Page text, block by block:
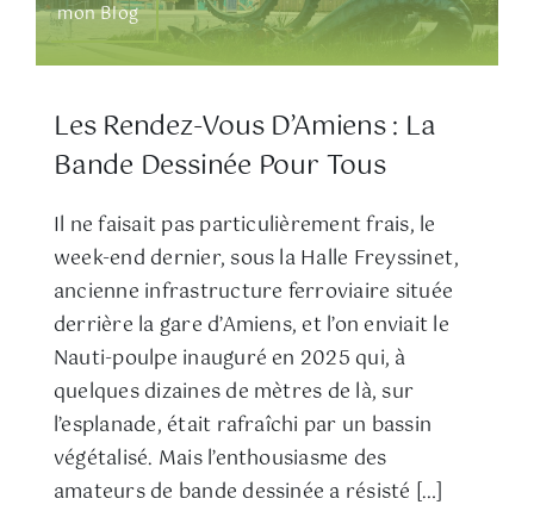
mon Blog
Les Rendez-Vous D’Amiens : La
Bande Dessinée Pour Tous
Il ne faisait pas particulièrement frais, le
week-end dernier, sous la Halle Freyssinet,
ancienne infrastructure ferroviaire située
derrière la gare d’Amiens, et l’on enviait le
Nauti-poulpe inauguré en 2025 qui, à
quelques dizaines de mètres de là, sur
l’esplanade, était rafraîchi par un bassin
végétalisé. Mais l’enthousiasme des
amateurs de bande dessinée a résisté […]